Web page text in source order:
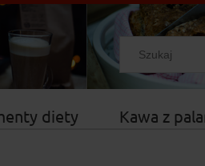
diety Kawa z